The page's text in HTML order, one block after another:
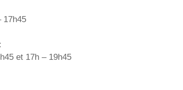
17h45
et 17h – 19h45